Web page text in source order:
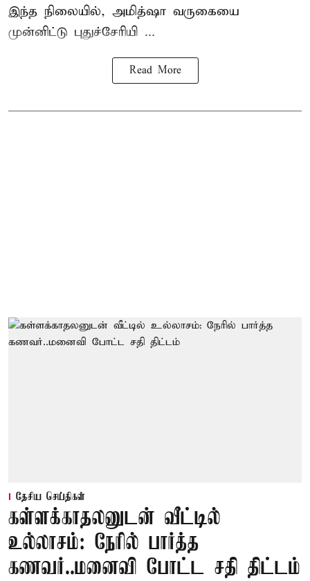
இந்த நிலையில், அமித்ஷா வருகையை
முன்னிட்டு புதுச்சேரியி ...
Read More
தேசிய செய்திகள்
கள்ளக்காதலனுடன் வீட்டில்
உல்லாசம்: நேரில் பார்த்த
கணவர்..மனைவி போட்ட சதி திட்டம்